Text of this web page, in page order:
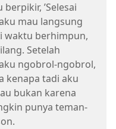
berpikir, ’Selesai
mau langsung
waktu berhimpun,
Setelah
ngobrol-ngobrol,
kenapa tadi aku
bukan karena
punya teman-